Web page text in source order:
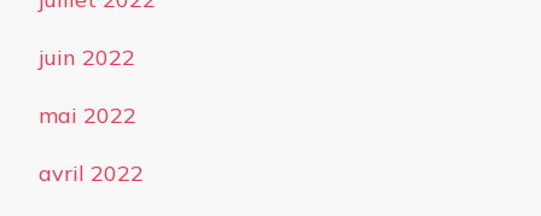
juin 2022
mai 2022
avril 2022